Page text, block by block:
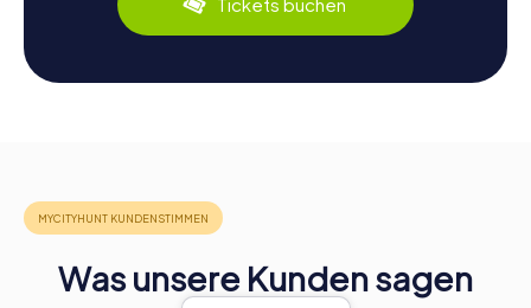
Tickets buchen
Was unsere Kunden sagen